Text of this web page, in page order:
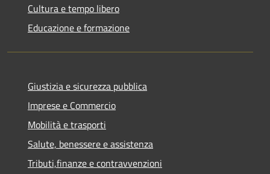
Cultura e tempo libero
Educazione e formazione
Giustizia e sicurezza pubblica
Imprese e Commercio
Mobilità e trasporti
Salute, benessere e assistenza
Tributi,finanze e contravvenzioni